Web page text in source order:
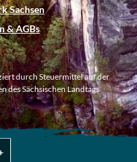
Sachsen
& AGBs
durch Steuermittel auf der
des Sächsischen Landtags